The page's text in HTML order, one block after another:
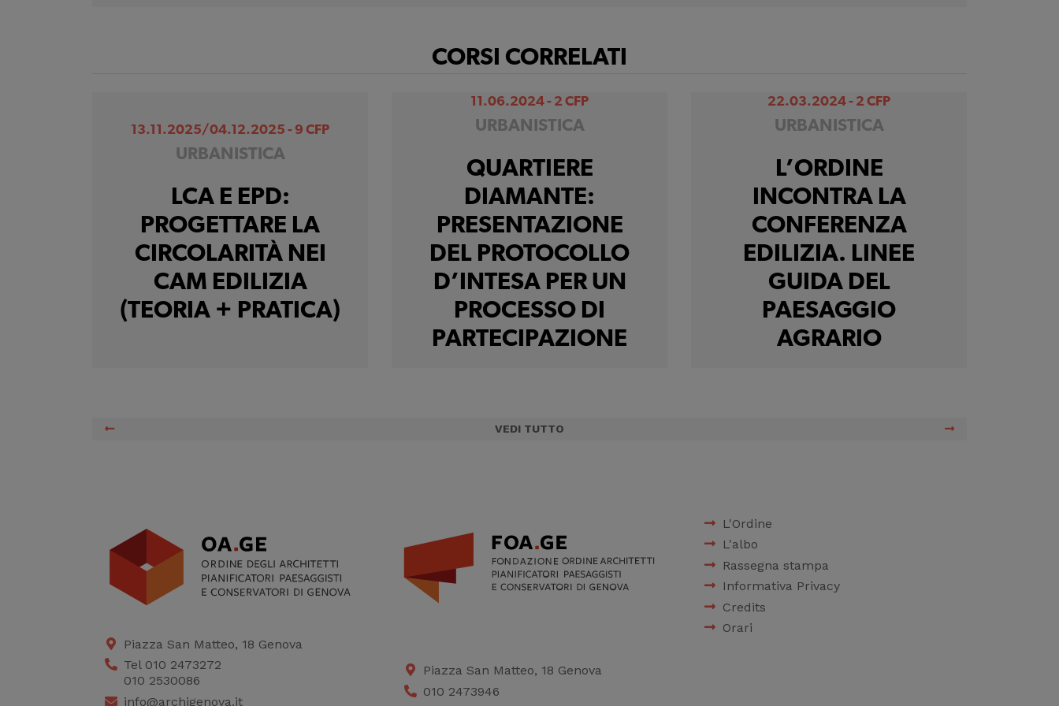
CORSI CORRELATI
13.11.2025/04.12.2025 - 9 CFP
URBANISTICA
LCA E EPD:
PROGETTARE LA
CIRCOLARITÀ NEI
CAM EDILIZIA
(TEORIA + PRATICA)
11.06.2024 - 2 CFP
URBANISTICA
QUARTIERE
DIAMANTE:
PRESENTAZIONE
DEL PROTOCOLLO
D’INTESA PER UN
PROCESSO DI
PARTECIPAZIONE
22.03.2024 - 2 CFP
URBANISTICA
L’ORDINE
INCONTRA LA
CONFERENZA
EDILIZIA. LINEE
GUIDA DEL
PAESAGGIO
AGRARIO
VEDI TUTTO
Piazza San Matteo, 18 Genova
Tel 010 2473272
010 2530086
info@archigenova.it
Piazza San Matteo, 18 Genova
010 2473946
L'Ordine
L'albo
Rassegna stampa
Informativa Privacy
Credits
Orari